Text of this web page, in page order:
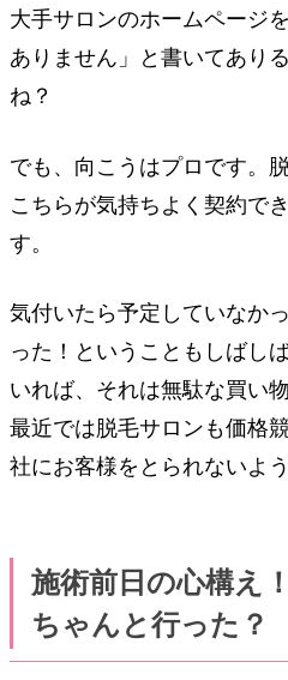
大手サロンのホームページ
ありません」と書いてあり
ね？
でも、向こうはプロです。
こちらが気持ちよく契約で
す。
気付いたら予定していなか
った！ということもしばし
いれば、それは無駄な買い
最近では脱毛サロンも価格
社にお客様をとられないよ
施術前日の心構え
ちゃんと行った？